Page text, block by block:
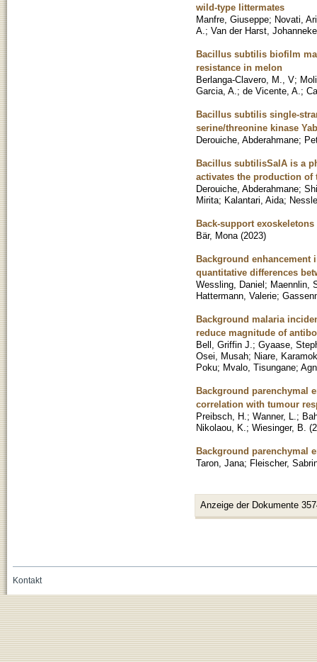
wild-type littermates
Manfre, Giuseppe; Novati,
A. ; Van der Harst,
Bacillus subtilis biofilm
resistance in melon
Berlanga-Clavero, M., V;
Garcia, A. ; de Vicente, A. ;
Bacillus subtilis single-
serine/threonine kinase
Derouiche, Abderahmane;
Bacillus subtilisSalA is a
activates the production of
Derouiche, Abderahmane;
Mirita; Kalantari, Aida;
Back-support
Bär, Mona (2023)
Background enhancement
quantitative differences
Wessling, Daniel; Maennlin,
Hattermann, Valerie;
Background malaria
reduce magnitude of
Bell, Griffin J. ; Gyaase,
Osei, Musah; Niare,
Poku; Mvalo, Tisungane;
Background parenchymal
correlation with tumour
Preibsch, H. ; Wanner, L. ;
Nikolaou, K. ; Wiesinger, B. (
Background parenchymal
Taron, Jana; Fleischer,
Anzeige der Dokumente
Kontakt